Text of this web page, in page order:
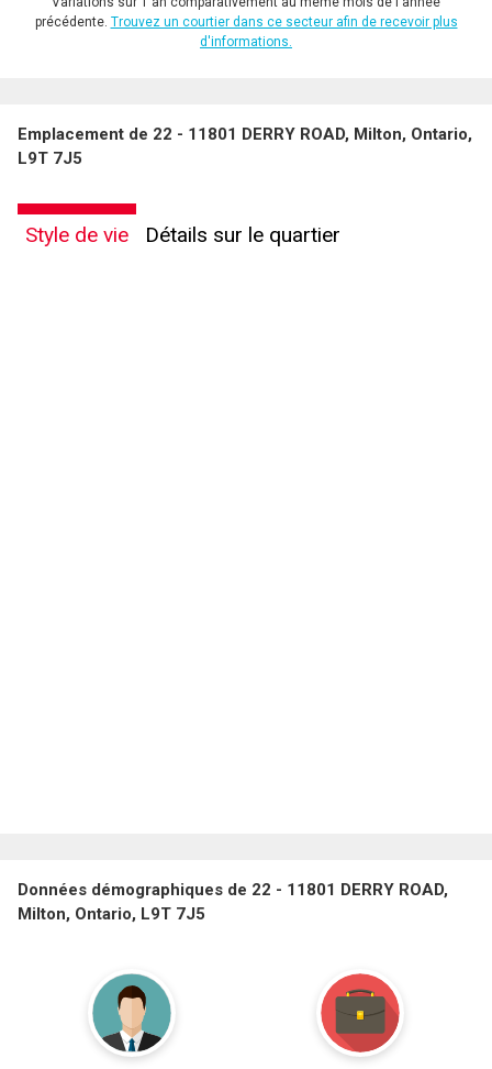
précédente. Trouvez un courtier dans ce secteur afin de recevoir plus
d'informations.
Emplacement de 22 - 11801 DERRY ROAD, Milton, Ontario,
L9T 7J5
Style de vie Détails sur le quartier
Données démographiques de 22 - 11801 DERRY ROAD,
Milton, Ontario, L9T 7J5